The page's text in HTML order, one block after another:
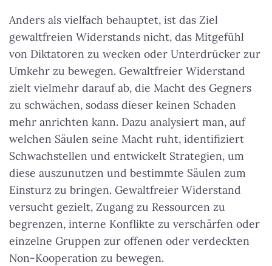
Anders als vielfach behauptet, ist das Ziel
gewaltfreien Widerstands nicht, das Mitgefühl
von Diktatoren zu wecken oder Unterdrücker zur
Umkehr zu bewegen. Gewaltfreier Widerstand
zielt vielmehr darauf ab, die Macht des Gegners
zu schwächen, sodass dieser keinen Schaden
mehr anrichten kann. Dazu analysiert man, auf
welchen Säulen seine Macht ruht, identifiziert
Schwachstellen und entwickelt Strategien, um
diese auszunutzen und bestimmte Säulen zum
Einsturz zu bringen. Gewaltfreier Widerstand
versucht gezielt, Zugang zu Ressourcen zu
begrenzen, interne Konflikte zu verschärfen oder
einzelne Gruppen zur offenen oder verdeckten
Non-Kooperation zu bewegen.